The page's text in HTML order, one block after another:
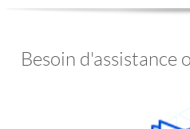
Besoin d'assistance